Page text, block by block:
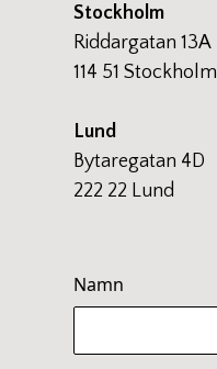
Stockholm
Riddargatan 13A
114 51 Stockholm
Lund
Bytaregatan 4D
222 22 Lund
Namn